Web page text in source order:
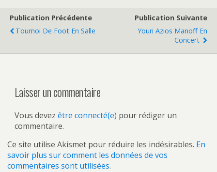
Publication Précédente
Tournoi De Foot En Salle
Publication Suivante
Youri Azios Manoff En
Concert
Laisser un commentaire
Vous devez être connecté(e) pour rédiger un
commentaire.
Ce site utilise Akismet pour réduire les indésirables. En
savoir plus sur comment les données de vos
commentaires sont utilisées.